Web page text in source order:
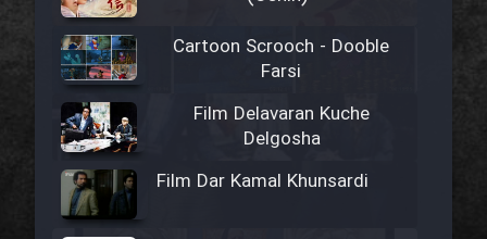
Cartoon Scrooch - Dooble
Farsi
Film Delavaran Kuche
Delgosha
Film Dar Kamal Khunsardi